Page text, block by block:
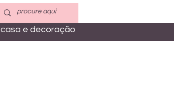
casa e decoração